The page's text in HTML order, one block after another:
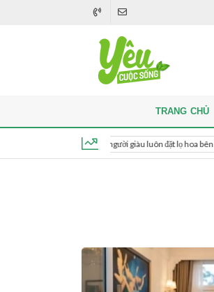
Khi thắp hương, người giàu luôn đặt lọ hoa bên trái bàn
TRANG CHỦ